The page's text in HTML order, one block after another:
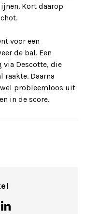
Kort daarop
voor een
de bal. Een
via Descotte, die
raakte. Daarna
probleemloos uit
in de score.